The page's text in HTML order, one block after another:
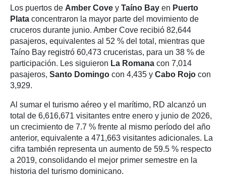
Los puertos de Amber Cove y Taíno Bay en Puerto
Plata concentraron la mayor parte del movimiento de
cruceros durante junio. Amber Cove recibió 82,644
pasajeros, equivalentes al 52 % del total, mientras que
Taíno Bay registró 60,473 cruceristas, para un 38 % de
participación. Les siguieron La Romana con 7,014
pasajeros, Santo Domingo con 4,435 y Cabo Rojo con
3,929.
Al sumar el turismo aéreo y el marítimo, RD alcanzó un
total de 6,616,671 visitantes entre enero y junio de 2026,
un crecimiento de 7.7 % frente al mismo período del año
anterior, equivalente a 471,663 visitantes adicionales. La
cifra también representa un aumento de 59.5 % respecto
a 2019, consolidando el mejor primer semestre en la
historia del turismo dominicano.